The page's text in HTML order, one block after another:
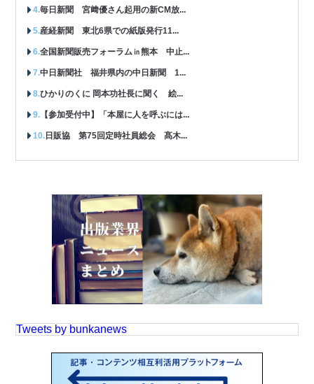
毎日新聞 宮﨑優さん起用の新CM放...
産経新聞 東北6県での紙版発行11...
全国新聞販売フォーラム㏌熊本 中止...
中日新聞社 福井県内の中日新聞 1...
ひかりのくに 岡本功社長に聞く 絵...
【参加受付中】「本屋に人を呼ぶには...
日販協 第75回定時社員総会 髙木...
Tweets by bunkanews